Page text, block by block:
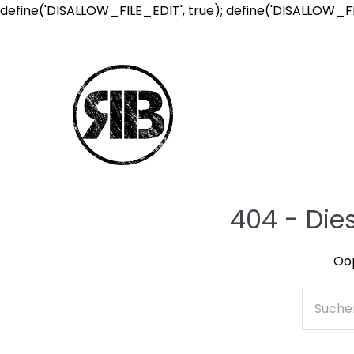
define('DISALLOW_FILE_EDIT', true);
404 -
nach: